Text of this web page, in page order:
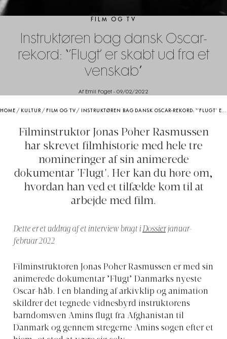
FILM OG TV
Instruktøren bag dansk Oscar-
rekord: “’Flugt’ er skabt ud fra et
venskab”
Af Emil Foget - 09/02/2022
HOME / KULTUR/ FILM OG TV / INSTRUKTØREN BAG DANSK OSCAR-REKORD: “’FLUGT’ ER SKABT UD FRA ET VENSKAB”
Filminstruktør Jonas Poher Rasmussen
har skrevet filmhistorie med hele tre
nomineringer af sin animerede
dokumentar 'Flugt'. Her kan du høre om,
hvordan han ved et tilfælde kom til at
arbejde med film.
Dette er et uddrag af et interview bragt i Dossierjanuar-
februar 2022
Filminstruktøren Jonas Poher Rasmussen er med sin
animerede dokumentar ’Flugt’ Danmarks nyeste
Oscar-håb. I en blanding af arkivklip og animation
skildrer det tegnede vidnesbyrd instruktørens
barndomsven Amins flugt fra Afghanistan til
Danmark og gennem stregerne Amins søgen efter et